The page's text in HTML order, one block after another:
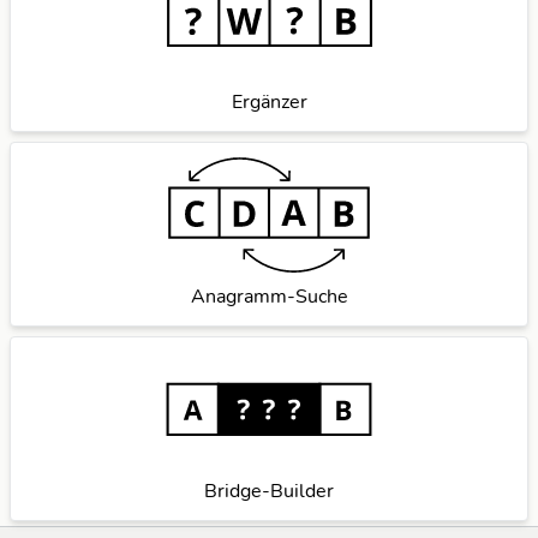
Ergänzer
Anagramm-Suche
Bridge-Builder